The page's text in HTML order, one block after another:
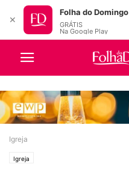
Igreja
Igreja
✕
Folha do Domingo
GRÁTIS
Na Google Play